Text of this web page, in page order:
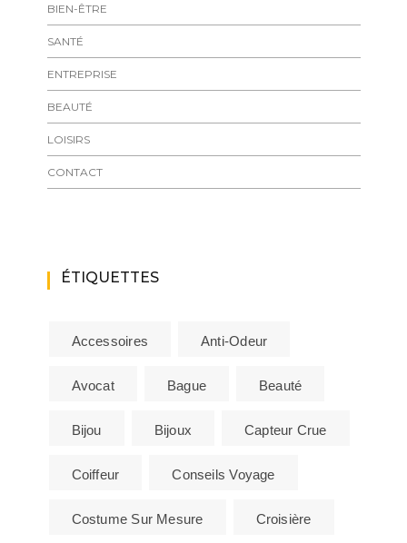
BIEN-ÊTRE
SANTÉ
ENTREPRISE
BEAUTÉ
LOISIRS
CONTACT
ÉTIQUETTES
Accessoires Anti-Odeur
Avocat Bague Beauté
Bijou Bijoux Capteur Crue
Coiffeur Conseils Voyage
Costume Sur Mesure Croisière